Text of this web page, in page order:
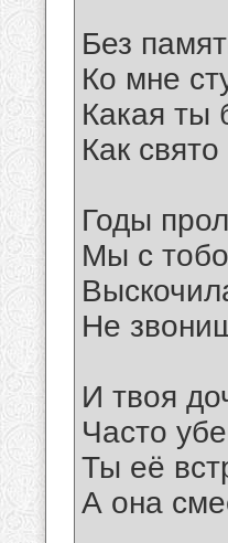
Без
Ко мне
Какая ты
Как
Годы
Мы с
Не
И твоя
Часто
Ты её
А она